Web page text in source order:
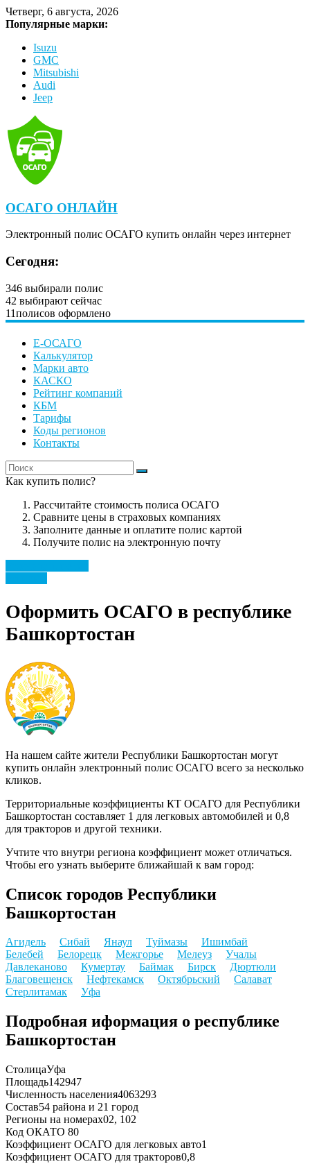
Четверг, 6 августа, 2026
Популярные марки:
Isuzu
GMC
Mitsubishi
Audi
Jeep
ОСАГО ОНЛАЙН
Электронный полис ОСАГО купить онлайн через интернет
Сегодня:
346 выбирали полис
42 выбирают сейчас
11полисов оформлено
Е-ОСАГО
Калькулятор
Марки авто
КАСКО
Рейтинг компаний
КБМ
Тарифы
Коды регионов
Контакты
Как купить полис?
Рассчитайте стоимость полиса ОСАГО
Сравните цены в страховых компаниях
Заполните данные и оплатите полис картой
Получите полис на электронную почту
Оформить ОСАГО в республике
Башкортостан
На нашем сайте жители Республики Башкортостан могут
купить онлайн электронный полис ОСАГО всего за несколько
кликов.
Территориальные коэффициенты КТ ОСАГО для Республики
Башкортостан составляет 1 для легковых автомобилей и 0,8
для тракторов и другой техники.
Учтите что внутри региона коэффициент может отличаться.
Чтобы его узнать выберите ближайшай к вам город:
Список городов Республики
Башкортостан
Агидель Сибай Янаул Туймазы
Ишимбай
Белебей
Белорецк Межгорье Мелеуз
Учалы
Давлеканово
Кумертау Баймак Бирск
Дюртюли
Благовещенск
Нефтекамск Октябрьский
Салават
Стерлитамак
Уфа
Подробная иформация о республике
Башкортостан
СтолицаУфа
Площадь142947
Численность населения4063293
Состав54 района и 21 город
Регионы на номерах02, 102
Код ОКАТО 80
Коэффициент ОСАГО для легковых авто1
Коэффициент ОСАГО для тракторов0,8